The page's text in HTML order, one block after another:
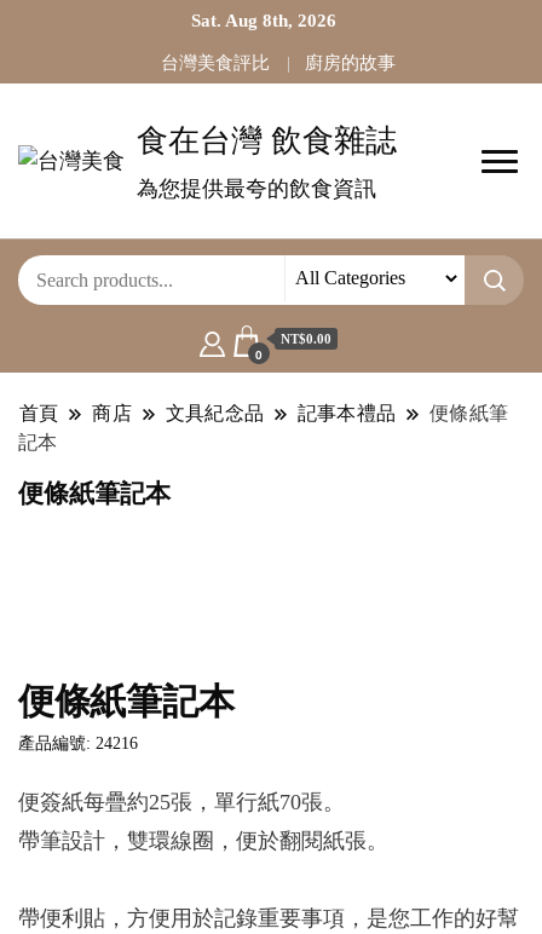
Sat. Aug 8th, 2026
台灣美食評比 廚房的故事
食在台灣 飲食雜誌
為您提供最夸的飲食資訊
0
NT$0.00
首頁 商店 文具紀念品 記事本禮品
便條紙筆
記本
便條紙筆記本
便條紙筆記本
產品編號: 24216
便簽紙每疊約25張，單行紙70張。
帶筆設計，雙環線圈，便於翻閱紙張。
帶便利貼，方便用於記錄重要事項，是您工作的好幫